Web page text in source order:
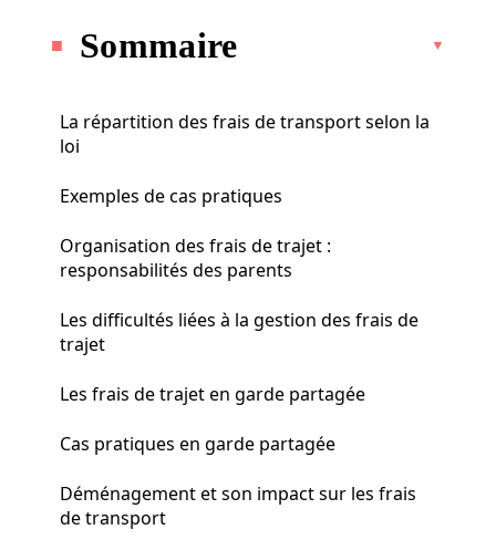
Sommaire
La répartition des frais de transport selon la
loi
Exemples de cas pratiques
Organisation des frais de trajet :
responsabilités des parents
Les difficultés liées à la gestion des frais de
trajet
Les frais de trajet en garde partagée
Cas pratiques en garde partagée
Déménagement et son impact sur les frais
de transport